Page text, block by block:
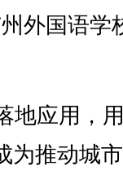
外国语学
应用，
为推动城